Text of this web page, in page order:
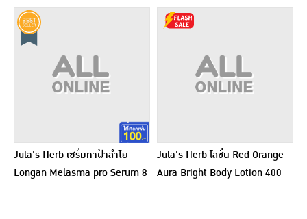
Jula's Herb เซรั่มทาฝ้าลำไย
Longan Melasma pro Serum 8
Jula's Herb โลชั่น Red Orange
Aura Bright Body Lotion 400